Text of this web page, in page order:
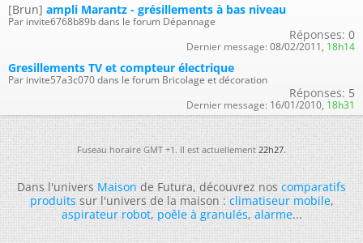
[Brun] ampli Marantz - grésillements à bas niveau
Par invite6768b89b dans le forum Dépannage
Réponses: 0
Dernier message: 08/02/2011, 18h14
Gresillements TV et compteur électrique
Par invite57a3c070 dans le forum Bricolage et décoration
Réponses: 5
Dernier message: 16/01/2010, 18h31
Fuseau horaire GMT +1. Il est actuellement22h27.
Dans l'universMaisonde Futura, découvrez noscomparatifs
produitssur l'univers de la maison :climatiseur mobile,
aspirateur robot,poêle à granulés,alarme...